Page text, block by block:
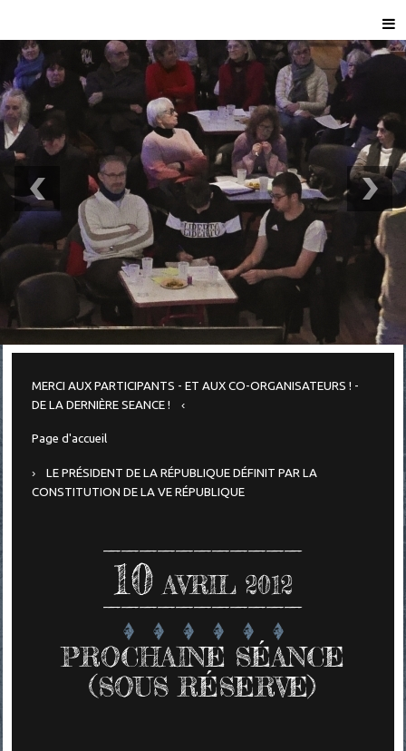
MERCI AUX PARTICIPANTS - ET AUX CO-ORGANISATEURS ! -
DE LA DERNIÈRE SEANCE !
Page d'accueil
LE PRÉSIDENT DE LA RÉPUBLIQUE DÉFINIT PAR LA
CONSTITUTION DE LA VE RÉPUBLIQUE
10 AVRIL 2012
PROCHAINE SÉANCE
(SOUS RÉSERVE)